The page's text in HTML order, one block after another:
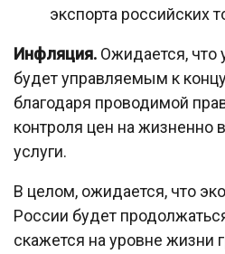
экспорта российских
Инфляция. Ожидается, что
будет управляемым к
благодаря проводимой
контроля цен на жизненно
услуги.
В целом, ожидается, что
России будет
скажется на уровне жизни